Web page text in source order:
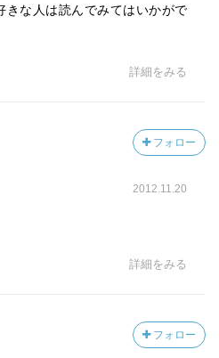
きな人は読んでみてはいかがで
詳細をみる
フォロー
2012.11.20
詳細をみる
フォロー